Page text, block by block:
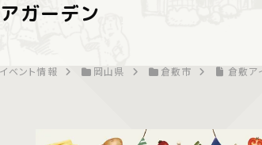
ガーデン
ベント情報 岡山県 倉敷市 倉敷ア